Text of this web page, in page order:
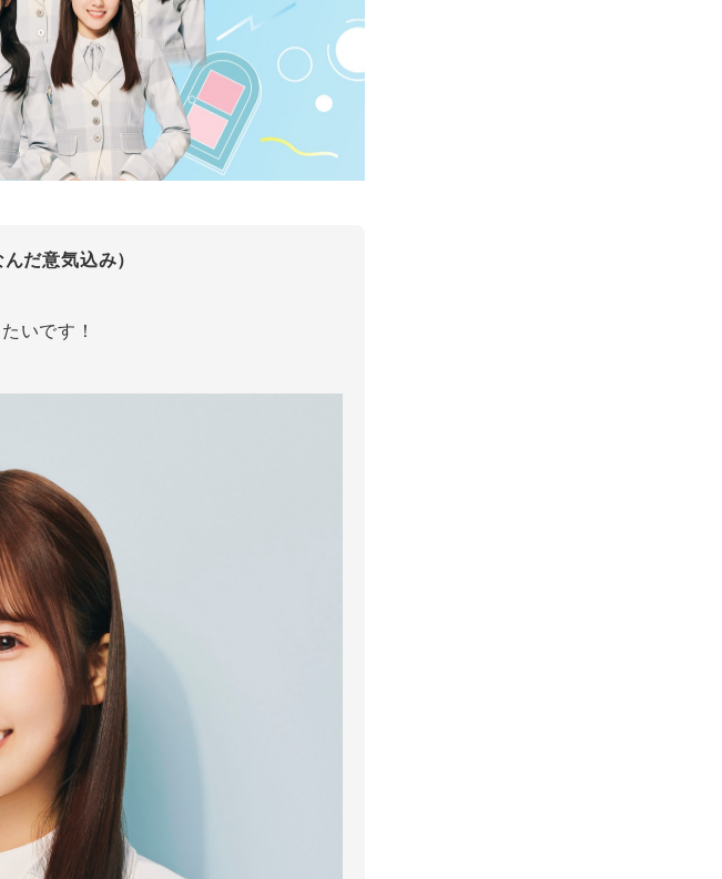
だ意気込み）
いです！